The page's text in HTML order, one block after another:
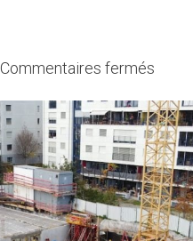
Commentaires fermés
Soret